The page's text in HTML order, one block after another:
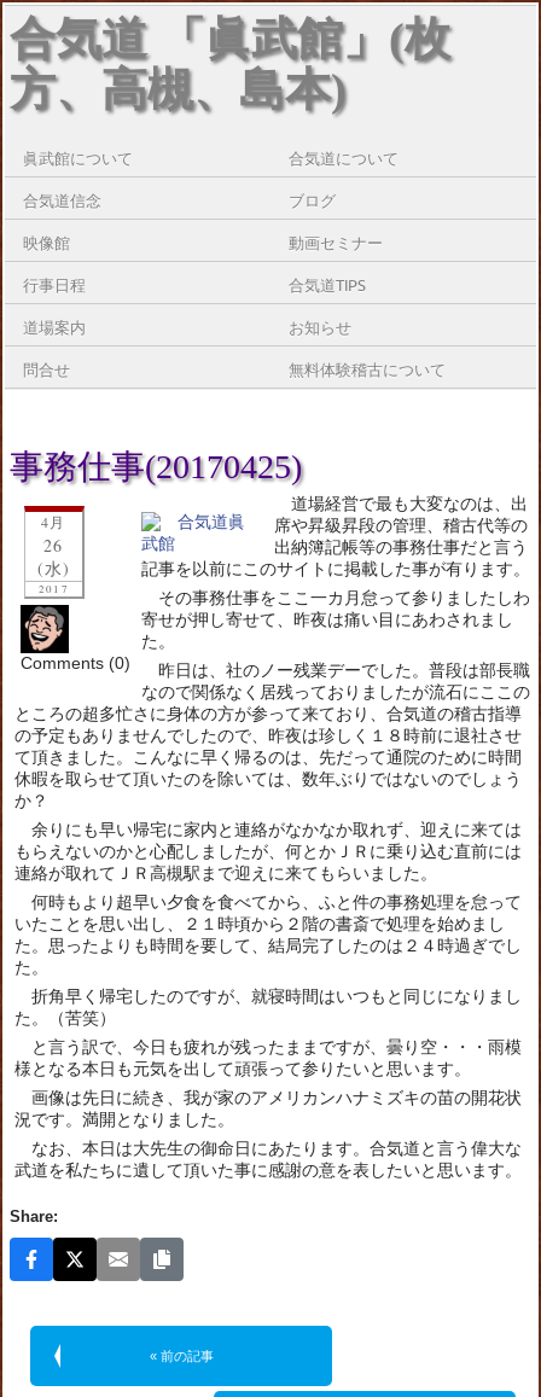
合気道 「眞武館」(枚
方、高槻、島本)
眞武館について 合気道について
合気道信念 ブログ
映像館 動画セミナー
行事日程 合気道TIPS
道場案内 お知らせ
問合せ 無料体験稽古について
事務仕事(20170425)
4月
26
(水)
2017
Comments (0)
道場経営で最も大変なのは、出
席や昇級昇段の管理、稽古代等の
出納簿記帳等の事務仕事だと言う
記事を以前にこのサイトに掲載した事が有ります。
その事務仕事をここ一カ月怠って参りましたしわ
寄せが押し寄せて、昨夜は痛い目にあわされまし
た。
昨日は、社のノー残業デーでした。普段は部長職
なので関係なく居残っておりましたが流石にここの
ところの超多忙さに身体の方が参って来ており、合気道の稽古指導
の予定もありませんでしたので、昨夜は珍しく１８時前に退社させ
て頂きました。こんなに早く帰るのは、先だって通院のために時間
休暇を取らせて頂いたのを除いては、数年ぶりではないのでしょう
か？
余りにも早い帰宅に家内と連絡がなかなか取れず、迎えに来ては
もらえないのかと心配しましたが、何とかＪＲに乗り込む直前には
連絡が取れてＪＲ高槻駅まで迎えに来てもらいました。
何時もより超早い夕食を食べてから、ふと件の事務処理を怠って
いたことを思い出し、２１時頃から２階の書斎で処理を始めまし
た。思ったよりも時間を要して、結局完了したのは２４時過ぎでし
た。
折角早く帰宅したのですが、就寝時間はいつもと同じになりまし
た。（苦笑）
と言う訳で、今日も疲れが残ったままですが、曇り空・・・雨模
様となる本日も元気を出して頑張って参りたいと思います。
画像は先日に続き、我が家のアメリカンハナミズキの苗の開花状
況です。満開となりました。
なお、本日は大先生の御命日にあたります。合気道と言う偉大な
武道を私たちに遺して頂いた事に感謝の意を表したいと思います。
Share:
« 前の記事